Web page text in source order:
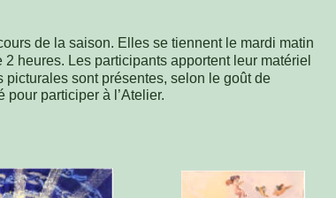
de la saison. Elles se tiennent le mardi matin
heures. Les participants apportent leur matériel
sont présentes, selon le goût de
pour participer à l’Atelier.